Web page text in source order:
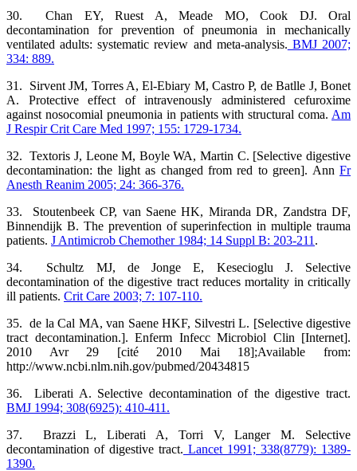
30. Chan EY, Ruest A, Meade MO, Cook DJ. Oral
decontamination for prevention of pneumonia in mechanically
ventilated adults: systematic review and meta-analysis. BMJ 2007;
334: 889.
31. Sirvent JM, Torres A, El-Ebiary M, Castro P, de Batlle J, Bonet
A. Protective effect of intravenously administered cefuroxime
against nosocomial pneumonia in patients with structural coma. Am
J Respir Crit Care Med 1997; 155: 1729-1734.
32. Textoris J, Leone M, Boyle WA, Martin C. [Selective digestive
decontamination: the light as changed from red to green]. Ann Fr
Anesth Reanim 2005; 24: 366-376.
33. Stoutenbeek CP, van Saene HK, Miranda DR, Zandstra DF,
Binnendijk B. The prevention of superinfection in multiple trauma
patients. J Antimicrob Chemother 1984; 14 Suppl B: 203-211 .
34. Schultz MJ, de Jonge E, Kesecioglu J. Selective
decontamination of the digestive tract reduces mortality in critically
ill patients. Crit Care 2003; 7: 107-110.
35. de la Cal MA, van Saene HKF, Silvestri L. [Selective digestive
tract decontamination.]. Enferm Infecc Microbiol Clin [Internet].
2010 Avr 29 [cité 2010 Mai 18];Available from:
http://www.ncbi.nlm.nih.gov/pubmed/20434815
36. Liberati A. Selective decontamination of the digestive tract.
BMJ 1994; 308(6925): 410-411.
37. Brazzi L, Liberati A, Torri V, Langer M. Selective
decontamination of digestive tract. Lancet 1991; 338(8779): 1389-
1390.